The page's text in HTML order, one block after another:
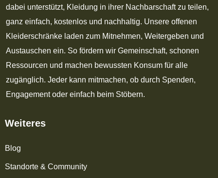
dabei unterstützt, Kleidung in ihrer Nachbarschaft zu teilen,
ganz einfach, kostenlos und nachhaltig. Unsere offenen
Kleiderschränke laden zum Mitnehmen, Weitergeben und
Austauschen ein. So fördern wir Gemeinschaft, schonen
Ressourcen und machen bewussten Konsum für alle
zugänglich. Jeder kann mitmachen, ob durch Spenden,
Engagement oder einfach beim Stöbern.
Weiteres
Blog
Standorte & Community